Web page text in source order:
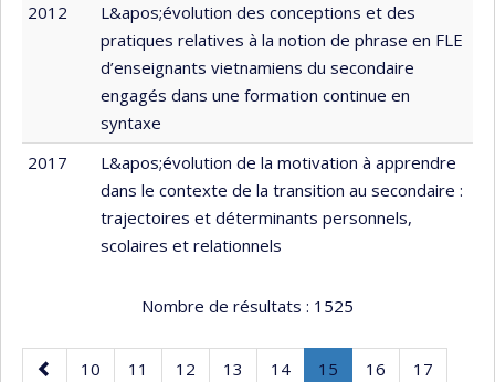
2012
L&apos;évolution des conceptions et des
pratiques relatives à la notion de phrase en FLE
d’enseignants vietnamiens du secondaire
engagés dans une formation continue en
syntaxe
2017
L&apos;évolution de la motivation à apprendre
dans le contexte de la transition au secondaire :
trajectoires et déterminants personnels,
scolaires et relationnels
Nombre de résultats : 1525
PagePage
10 Page
11 Page
12 Page
13 Page
14 Page
15 Page
16 Page
17